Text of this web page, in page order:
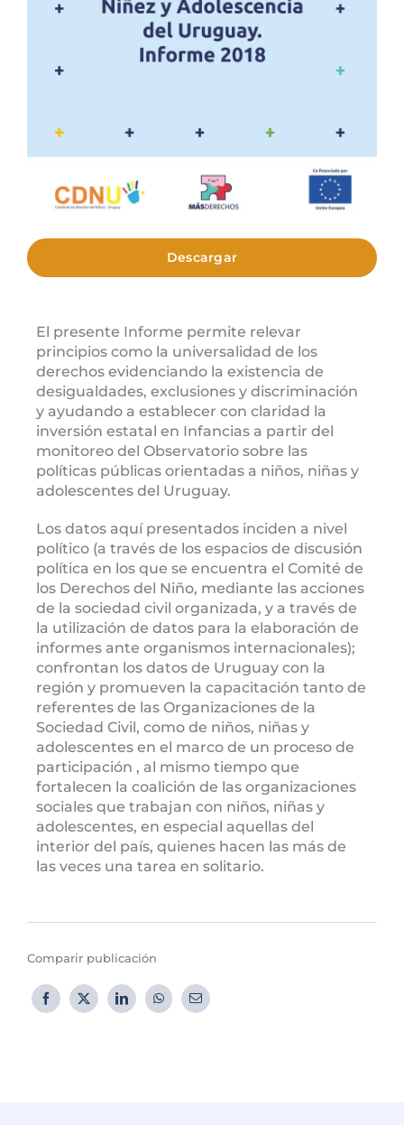
El presente Informe permite relevar
principios como la universalidad de los
derechos evidenciando la existencia de
desigualdades, exclusiones y discriminación
y ayudando a establecer con claridad la
inversión estatal en Infancias a partir del
monitoreo del Observatorio sobre las
políticas públicas orientadas a niños, niñas y
adolescentes del Uruguay.
Los datos aquí presentados inciden a nivel
político (a través de los espacios de discusión
política en los que se encuentra el Comité de
los Derechos del Niño, mediante las acciones
de la sociedad civil organizada, y a través de
la utilización de datos para la elaboración de
informes ante organismos internacionales);
confrontan los datos de Uruguay con la
región y promueven la capacitación tanto de
referentes de las Organizaciones de la
Sociedad Civil, como de niños, niñas y
adolescentes en el marco de un proceso de
participación , al mismo tiempo que
fortalecen la coalición de las organizaciones
sociales que trabajan con niños, niñas y
adolescentes, en especial aquellas del
interior del país, quienes hacen las más de
las veces una tarea en solitario.
Comparir publicación
Descargar